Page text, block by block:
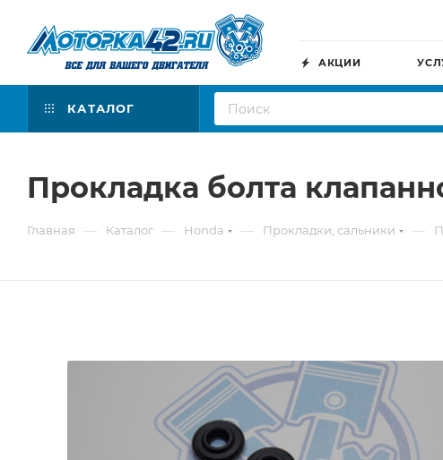
АКЦИИ
КАТАЛОГ
Прокладка болта
Главная — Каталог — Honda — Прокладки, сальники —